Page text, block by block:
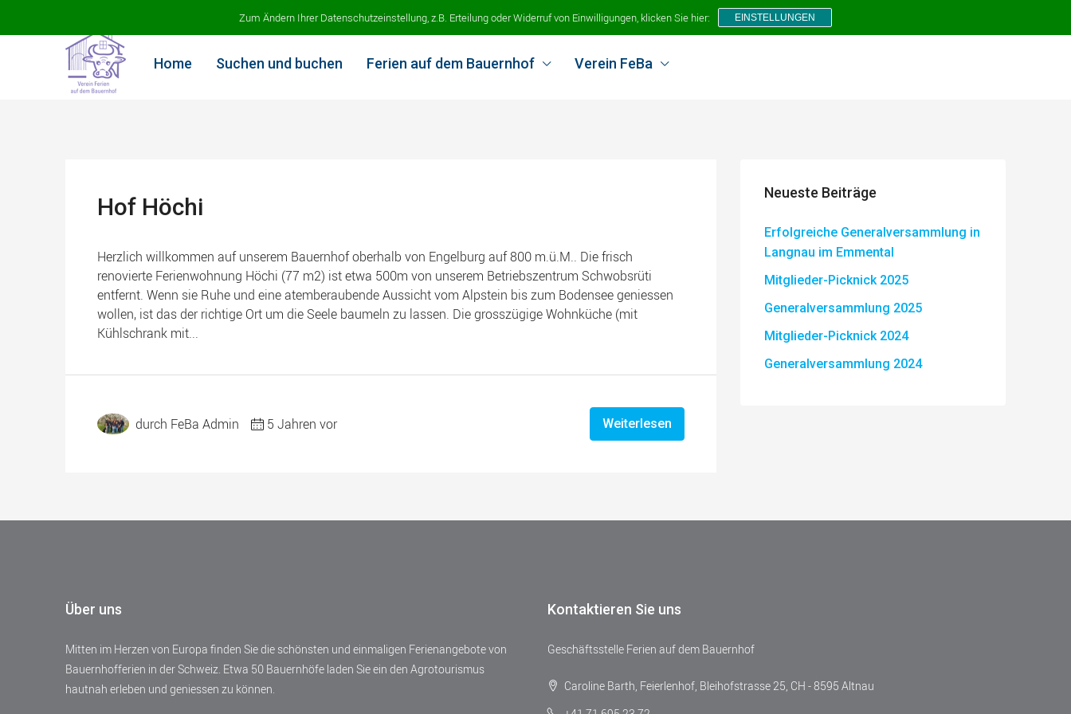
Home Suchen und buchen Ferien auf dem Bauernhof Verein FeBa
Hof Höchi
Herzlich willkommen auf unserem Bauernhof oberhalb von Engelburg auf 800 m.ü.M.. Die frisch
renovierte Ferienwohnung Höchi (77 m2) ist etwa 500m von unserem Betriebszentrum Schwobsrüti
entfernt. Wenn sie Ruhe und eine atemberaubende Aussicht vom Alpstein bis zum Bodensee geniessen
wollen, ist das der richtige Ort um die Seele baumeln zu lassen. Die grosszügige Wohnküche (mit
Kühlschrank mit...
durch FeBa Admin 5 Jahren vor Weiterlesen
Neueste Beiträge
Erfolgreiche Generalversammlung in
Langnau im Emmental
Mitglieder-Picknick 2025
Generalversammlung 2025
Mitglieder-Picknick 2024
Generalversammlung 2024
Über uns
Mitten im Herzen von Europa finden Sie die schönsten und einmaligen Ferienangebote von
Bauernhofferien in der Schweiz. Etwa 50 Bauernhöfe laden Sie ein den Agrotourismus
hautnah erleben und geniessen zu können.
Kontaktieren Sie uns
Geschäftsstelle Ferien auf dem Bauernhof
Caroline Barth, Feierlenhof, Bleihofstrasse 25, CH - 8595 Altnau
Zum Ändern Ihrer Datenschutzeinstellung, z.B. Erteilung oder Widerruf von Einwilligungen, klicken Sie hier: EINSTELLUNGEN